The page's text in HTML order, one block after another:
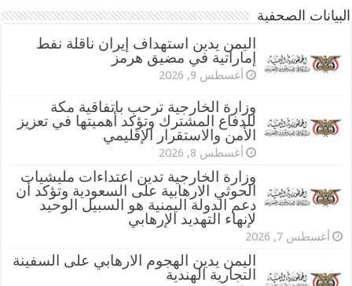
البيانات الصحفية
اليمن يدين استهداف إيران ناقلة نفط
إماراتية في مضيق هرمز
أغسطس 9, 2026
وزارة الخارجية ترحب باتفاقية مكة
للدفاع المشترك وتؤكد أهميتها في تعزيز
الأمن والاستقرار الإقليمي
أغسطس 8, 2026
وزارة الخارجية تدين اعتداءات مليشيات
الحوثي الارهابية على السعودية وتؤكد أن
دعم الدولة اليمنية هو السبيل الوحيد
لإنهاء التهديد الإرهابي
أغسطس 7, 2026
اليمن يدين الهجوم الارهابي على السفينة
التجارية الهندية